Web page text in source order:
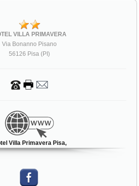
VILLA PRIMAVERA
Via Bonanno Pisano
56126 Pisa (PI)
Villa Primavera Pisa,